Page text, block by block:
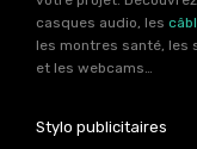
casques audio, les
les montres santé, les
et les webcams…
Stylo publicitaires